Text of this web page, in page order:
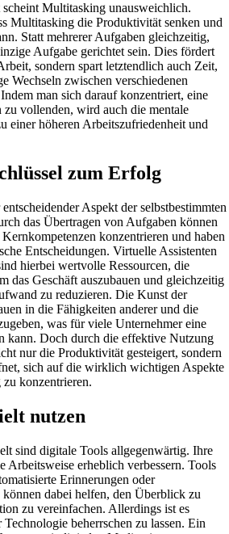
scheint Multitasking unausweichlich.
Multitasking die Produktivität senken und
Statt mehrerer Aufgaben gleichzeitig,
Aufgabe gerichtet sein. Dies fördert
sondern spart letztendlich auch Zeit,
Wechseln zwischen verschiedenen
man sich darauf konzentriert, eine
zu vollenden, wird auch die mentale
einer höheren Arbeitszufriedenheit und
zum Erfolg
Aspekt der selbstbestimmten
das Übertragen von Aufgaben können
konzentrieren und haben
Entscheidungen. Virtuelle Assistenten
hierbei wertvolle Ressourcen, die
das Geschäft auszubauen und gleichzeitig
zu reduzieren. Die Kunst der
in die Fähigkeiten anderer und die
was für viele Unternehmer eine
kann. Doch durch die effektive Nutzung
nur die Produktivität gesteigert, sondern
sich auf die wirklich wichtigen Aspekte
konzentrieren.
nutzen
sind digitale Tools allgegenwärtig. Ihre
Arbeitsweise erheblich verbessern. Tools
Erinnerungen oder
dabei helfen, den Überblick zu
zu vereinfachen. Allerdings ist es
beherrschen zu lassen. Ein